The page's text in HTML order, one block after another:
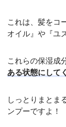
これは、髪をコ
オイル』や『ユ
これらの保湿成
ある状態にして
しっとりまとま
ンプーですよ！